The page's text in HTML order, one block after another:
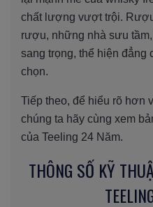
chất lượng vượt trội.
rượu, những nhà sưu
sang trọng, thể hiện đẳng
chọn.
Tiếp theo, để hiểu rõ hơn
chúng ta hãy cùng xem
của Teeling 24 Năm.
THÔNG SỐ KỸ